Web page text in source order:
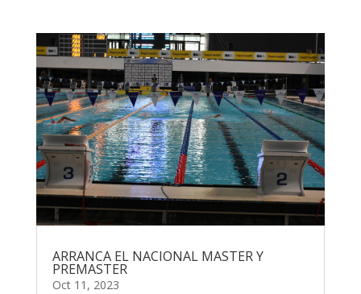
ARRANCA EL NACIONAL MASTER Y
PREMASTER
Oct 11, 2023